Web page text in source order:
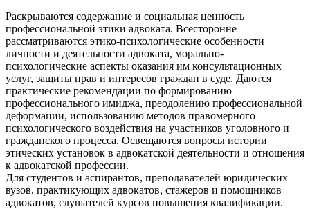
Раскрываются содержание и социальная ценность
профессиональной этики адвоката. Всесторонне
рассматриваются этико-психологические особенности
личности и деятельности адвоката, морально-
психологические аспекты оказания им консультационных
услуг, защиты прав и интересов граждан в суде. Даются
практические рекомендации по формированию
профессионального имиджа, преодолению профессиональной
деформации, использованию методов правомерного
психологического воздействия на участников уголовного и
гражданского процесса. Освещаются вопросы истории
этических установок в адвокатской деятельности и отношения
к адвокатской профессии.
Для студентов и аспирантов, преподавателей юридических
вузов, практикующих адвокатов, стажеров и помощников
адвокатов, слушателей курсов повышения квалификации.